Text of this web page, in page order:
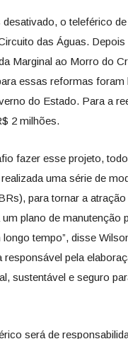
o teleférico
das Águas.
Marginal ao Morro do
essas reformas
do Estado. Para a
2 milhões.
fazer esse projeto,
uma série de
para tornar a
plano de manutenção
tempo”, disse
responsável pela
sustentável e seguro
será de